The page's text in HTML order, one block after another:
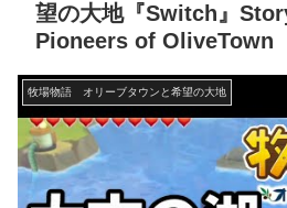
望の大地『Switch』
Pioneers of OliveTown
牧場物語 オリーブタウンと希望の大地